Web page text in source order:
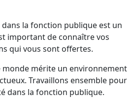
la fonction publique est un
important de connaître vos
qui vous sont offertes.
monde mérite un environnement
Travaillons ensemble pour
dans la fonction publique.